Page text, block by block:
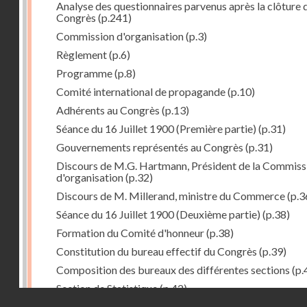
Analyse des questionnaires parvenus après la clôture
Congrès (p.241)
Commission d'organisation(p.3)
Règlement(p.6)
Programme(p.8)
Comité international de propagande(p.10)
Adhérents au Congrès (p.13)
Séance du 16 Juillet 1900 (Première partie) (p.31)
Gouvernements représentés au Congrès (p.31)
Discours de M.G. Hartmann, Président de la
d'organisation(p.32)
Discours de M. Millerand, ministre du Commerce
Séance du 16 Juillet 1900 (Deuxième partie) (p.38)
Formation du Comité d'honneur(p.38)
Constitution du bureau effectif du Congrès (p.39)
Composition des bureaux des différentes sections
Section de Statistique(p.42)